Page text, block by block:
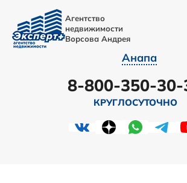
Агентство
недвижимости
Ворсова Андрея
Анапа
8-800-350-30-
КРУГЛОСУТОЧНО